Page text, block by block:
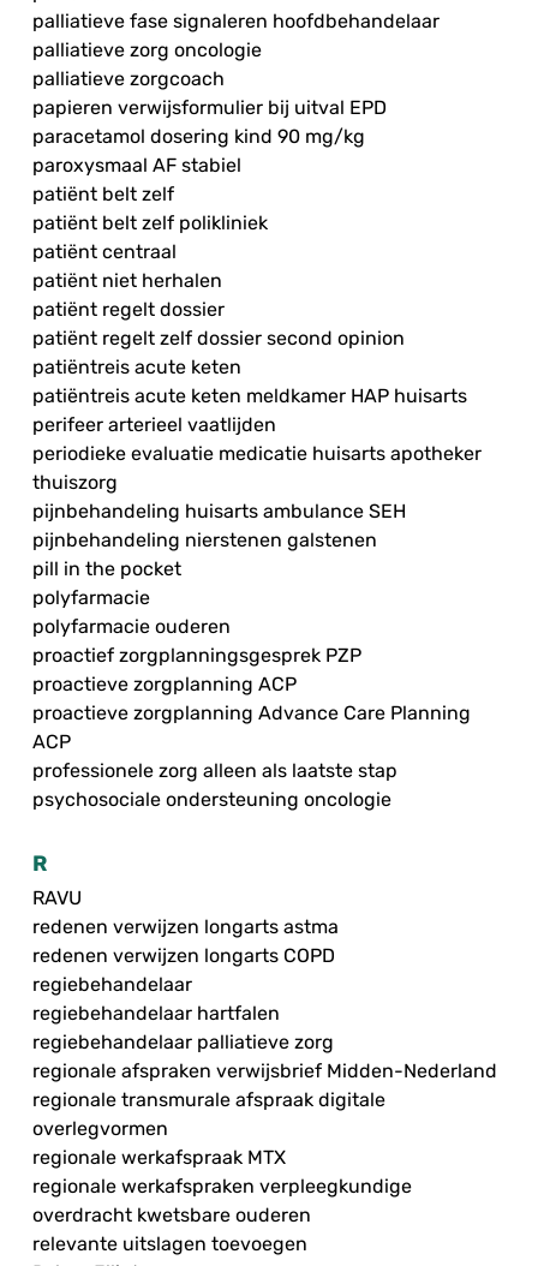
palliatieve fase signaleren hoofdbehandelaar
palliatieve zorg oncologie
palliatieve zorgcoach
papieren verwijsformulier bij uitval EPD
paracetamol dosering kind 90 mg/kg
paroxysmaal AF stabiel
patiënt belt zelf
patiënt belt zelf polikliniek
patiënt centraal
patiënt niet herhalen
patiënt regelt dossier
patiënt regelt zelf dossier second opinion
patiëntreis acute keten
patiëntreis acute keten meldkamer HAP huisarts
perifeer arterieel vaatlijden
periodieke evaluatie medicatie huisarts apotheker
thuiszorg
pijnbehandeling huisarts ambulance SEH
pijnbehandeling nierstenen galstenen
pill in the pocket
polyfarmacie
polyfarmacie ouderen
proactief zorgplanningsgesprek PZP
proactieve zorgplanning ACP
proactieve zorgplanning Advance Care Planning
ACP
professionele zorg alleen als laatste stap
psychosociale ondersteuning oncologie
R
RAVU
redenen verwijzen longarts astma
redenen verwijzen longarts COPD
regiebehandelaar
regiebehandelaar hartfalen
regiebehandelaar palliatieve zorg
regionale afspraken verwijsbrief Midden-Nederland
regionale transmurale afspraak digitale
overlegvormen
regionale werkafspraak MTX
regionale werkafspraken verpleegkundige
overdracht kwetsbare ouderen
relevante uitslagen toevoegen